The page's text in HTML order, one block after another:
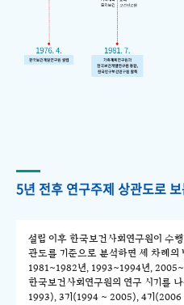
5년 전후 연구주제 상관도로
설립 이후 한국보건사회연구원이 수
관도를 기준으로 분석하면 세 차례의
1981~1982년, 1993~1994년,
한국보건사회연구원의 연구 시기를
1993), 3기(1994 ~ 2005), 4기